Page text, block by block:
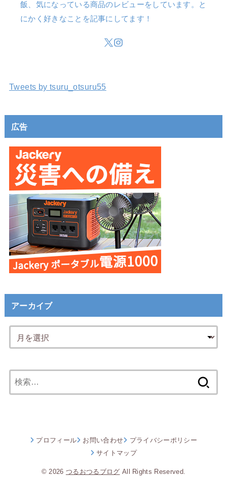
飯、気になっている商品のレビューをしています。と
にかく好きなことを記事にしてます！
Tweets by tsuru_otsuru55
広告
アーカイブ
索:
プロフィール お問い合わせ
プライバシーポリシー
サイトマップ
© 2026 つるおつるブログ All Rights Reserved.